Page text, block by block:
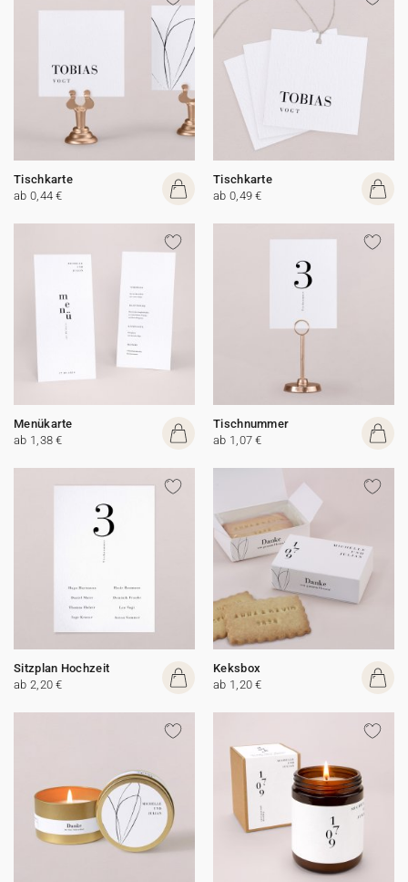
Tischkarte
ab 0,44 €
Tischkarte
ab 0,49 €
Menükarte
ab 1,38 €
Tischnummer
ab 1,07 €
Sitzplan Hochzeit
ab 2,20 €
Keksbox
ab 1,20 €